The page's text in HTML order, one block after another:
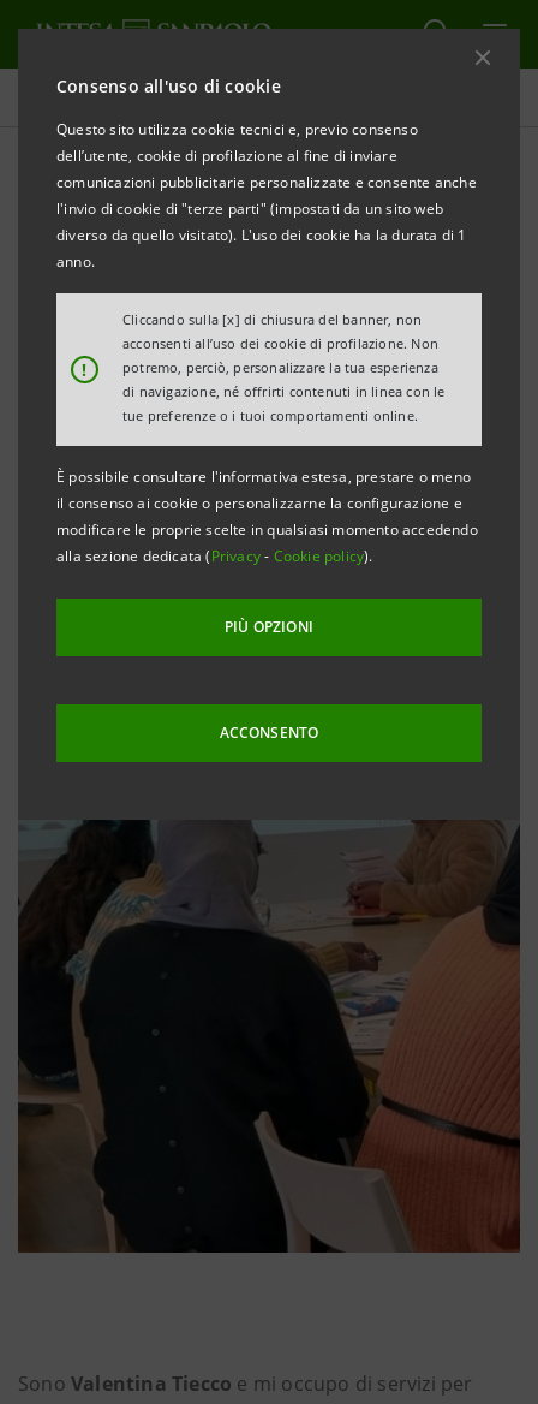
Consenso all'uso di cookie
Questo sito utilizza cookie tecnici e, previo consenso
dell’utente, cookie di profilazione al fine di inviare
comunicazioni pubblicitarie personalizzate e consente anche
l'invio di cookie di "terze parti" (impostati da un sito web
diverso da quello visitato). L'uso dei cookie ha la durata di 1
anno.
!
Cliccando sulla [x] di chiusura del banner, non
acconsenti all’uso dei cookie di profilazione. Non
potremo, perciò, personalizzare la tua esperienza
di navigazione, né offrirti contenuti in linea con le
tue preferenze o i tuoi comportamenti online.
È possibile consultare l'informativa estesa, prestare o meno
il consenso ai cookie o personalizzarne la configurazione e
modificare le proprie scelte in qualsiasi momento accedendo
alla sezione dedicata (Privacy- Cookie policy).
PIÙ OPZIONI
ACCONSENTO
Tutti i progetti
SOCIALE
Arca di Noè: empowerment
femminile e nuovi percorsi
lavorativi
Sono Valentina Tiecco e mi occupo di servizi per